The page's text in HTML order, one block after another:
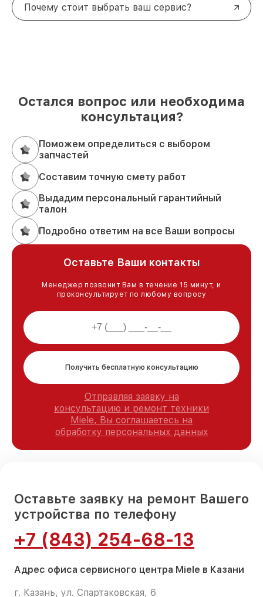
Почему стоит выбрать ваш сервис?
Остался вопрос или необходима
консультация?
Поможем определиться с выбором
запчастей
Составим точную смету работ
Выдадим персональный гарантийный
талон
Подробно ответим на все Ваши вопросы
Оставьте Ваши контакты
Менеджер позвонит Вам в течение 15 минут, и
проконсультирует по любому вопросу
Получить бесплатную консультацию
Отправляя заявку на
консультацию и ремонт техники
Miele, Вы соглашаетесь на
обработку персональных данных
Оставьте заявку на ремонт Вашего
устройства по телефону
+7 (843) 254-68-13
Адрес офиса сервисного центра Miele в Казани
г. Казань, ул. Спартаковская, 6